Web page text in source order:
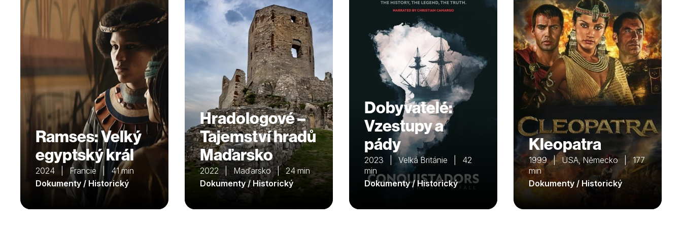
Ramses: Velký
egyptský král
2024 | Francie | 41 min
Dokumenty / Historický
Hradologové –
Tajemství hradů
Maďarsko
2022 | Maďarsko | 24 min
Dokumenty / Historický
Dobyvatelé:
Vzestupy a
pády
2023 | Velká Británie | 42
min
Dokumenty / Historický
Kleopatra
1999 | USA, Německo | 177
min
Dokumenty / Historický